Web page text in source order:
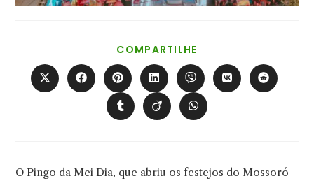
COMPARTILHE
ESTE
CONTEÚDO
Abre
em
Abre
em
Abre
em
uma
nova
janela
Abre
em
uma
nova
janela
Abre
em
uma
nova
janela
Abre
em
Abre
em
Abre
em
Abre
em
Abre
em
O Pingo da Mei Dia, que abriu os festejos do Mossoró